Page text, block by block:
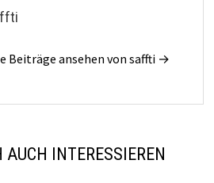
Beiträge ansehen von saffti →
INTERESSIEREN